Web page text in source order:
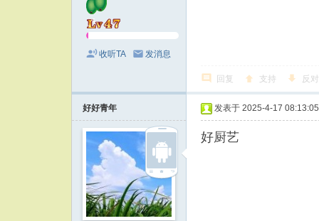
收听TA 发消息
回复 支持 反对
好好青年 发表于 2025-4-17 08:13:05
好厨艺